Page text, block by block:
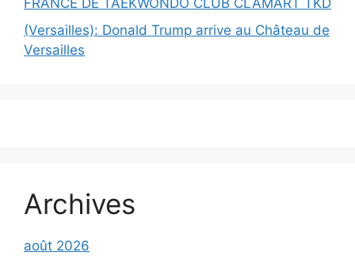
FRANCE DE TAEKWONDO CLUB CLAMART TKD
(Versailles): Donald Trump arrive au Château de
Versailles
Archives
août 2026